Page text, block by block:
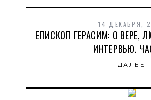
14 ДЕКАБРЯ,
ЕПИСКОП ГЕРАСИМ: О ВЕРЕ,
ИНТЕРВЬЮ.
ДАЛЕЕ